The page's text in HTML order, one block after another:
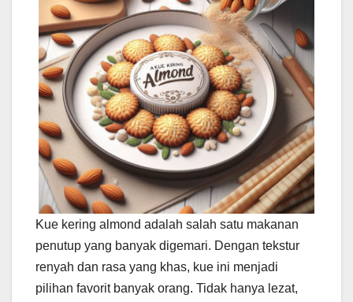
Kue kering almond adalah salah satu makanan
penutup yang banyak digemari. Dengan tekstur
renyah dan rasa yang khas, kue ini menjadi
pilihan favorit banyak orang. Tidak hanya lezat,